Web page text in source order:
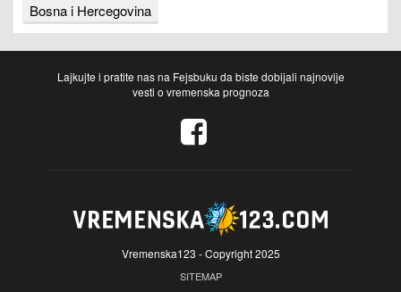
Bosna i Hercegovina
Lajkujte i pratite nas na Fejsbuku da biste dobijali najnovije
vesti o vremenska prognoza
Vremenska123 - Copyright 2025
SITEMAP